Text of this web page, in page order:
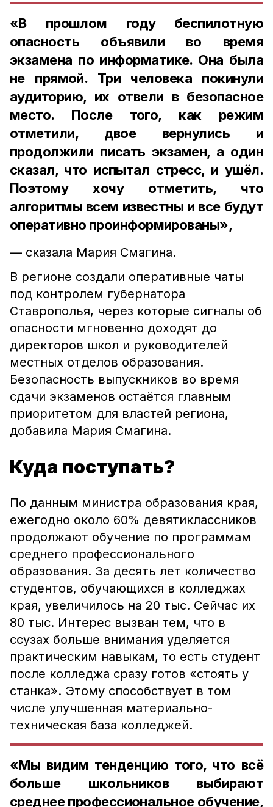
«В прошлом году беспилотную
опасность объявили во время
экзамена по информатике. Она была
не прямой. Три человека покинули
аудиторию, их отвели в безопасное
место. После того, как режим
отметили, двое вернулись и
продолжили писать экзамен, а один
сказал, что испытал стресс, и ушёл.
Поэтому хочу отметить, что
алгоритмы всем известны и все будут
оперативно проинформированы»,
— сказала Мария Смагина.
В регионе создали оперативные чаты
под контролем губернатора
Ставрополья, через которые сигналы об
опасности мгновенно доходят до
директоров школ и руководителей
местных отделов образования.
Безопасность выпускников во время
сдачи экзаменов остаётся главным
приоритетом для властей региона,
добавила Мария Смагина.
Куда поступать?
По данным министра образования края,
ежегодно около 60% девятиклассников
продолжают обучение по программам
среднего профессионального
образования. За десять лет количество
студентов, обучающихся в колледжах
края, увеличилось на 20 тыс. Сейчас их
80 тыс. Интерес вызван тем, что в
ссузах больше внимания уделяется
практическим навыкам, то есть студент
после колледжа сразу готов «стоять у
станка». Этому способствует в том
числе улучшенная материально-
техническая база колледжей.
«Мы видим тенденцию того, что всё
больше школьников выбирают
среднее профессиональное обучение,